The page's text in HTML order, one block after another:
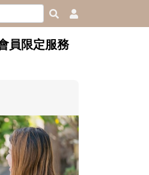
員限定服務
長大的那個男人│讀
同模樣